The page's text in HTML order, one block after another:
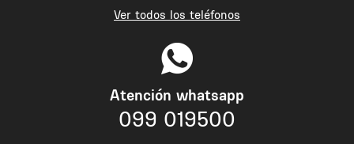
Ver todos los teléfonos
Atención whatsapp
099 019500